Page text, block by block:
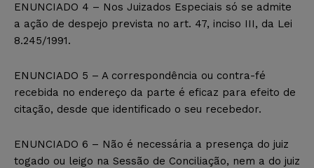
ENUNCIADO 4 – Nos Juizados Especiais só se admite
a ação de despejo prevista no art. 47, inciso III, da Lei
8.245/1991.
ENUNCIADO 5 – A correspondência ou contra-fé
recebida no endereço da parte é eficaz para efeito de
citação, desde que identificado o seu recebedor.
ENUNCIADO 6 – Não é necessária a presença do juiz
togado ou leigo na Sessão de Conciliação, nem a do juiz